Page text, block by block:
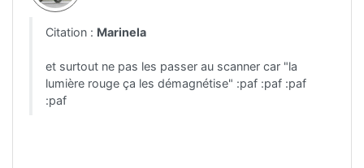
Citation : Marinela
et surtout ne pas les passer au scanner car "la
lumière rouge ça les démagnétise" :paf :paf :paf
:paf